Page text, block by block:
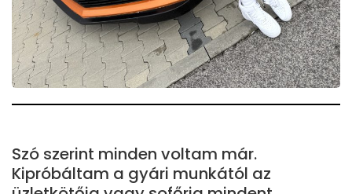
Szó szerint minden voltam már.
Kipróbáltam a gyári munkától az